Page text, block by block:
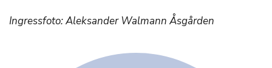
Ingressfoto: Aleksander Walmann Åsgården